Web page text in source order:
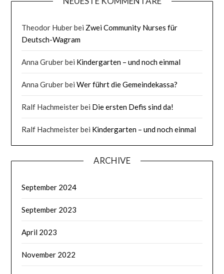
Theodor Huberbei Zwei Community Nurses für
Deutsch-Wagram
Anna Gruberbei Kindergarten – und noch einmal
Anna GruberbeiWer führt die Gemeindekassa?
Ralf Hachmeisterbei Die ersten Defis sind da!
Ralf Hachmeisterbei Kindergarten – und noch einmal
ARCHIVE
September 2024
September 2023
April 2023
November 2022